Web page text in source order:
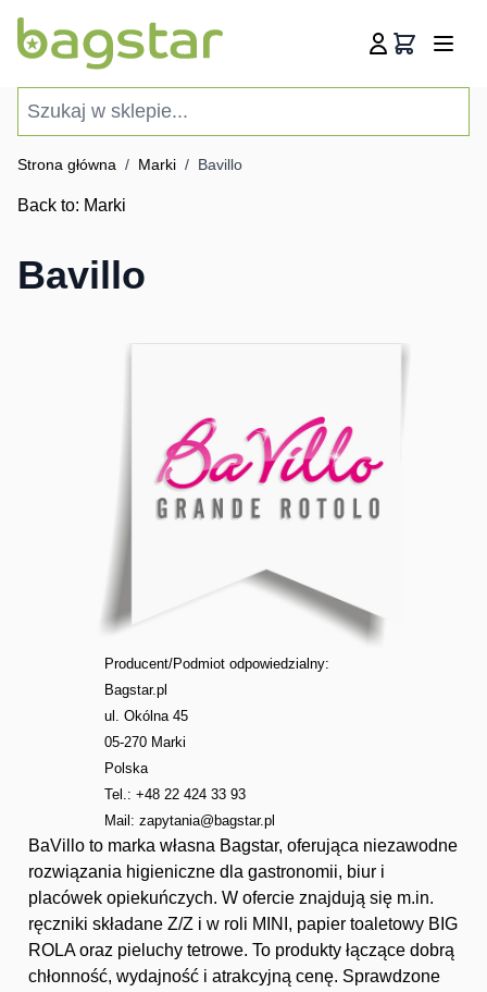
Koszyk
Strona główna / Marki / Bavillo
Back to: Marki
Bavillo
Producent/Podmiot odpowiedzialny:
Bagstar.pl
ul. Okólna 45
05-270 Marki
Polska
Tel.: +48 22 424 33 93
Mail: zapytania@bagstar.pl
BaVillo to marka własna Bagstar, oferująca niezawodne
rozwiązania higieniczne dla gastronomii, biur i
placówek opiekuńczych. W ofercie znajdują się m.in.
ręczniki składane Z/Z i w roli MINI, papier toaletowy BIG
ROLA oraz pieluchy tetrowe. To produkty łączące dobrą
chłonność, wydajność i atrakcyjną cenę. Sprawdzone